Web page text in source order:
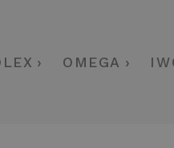
OMEGA